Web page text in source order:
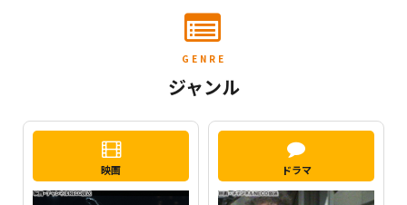
GENRE
ジャンル
映画 ドラマ